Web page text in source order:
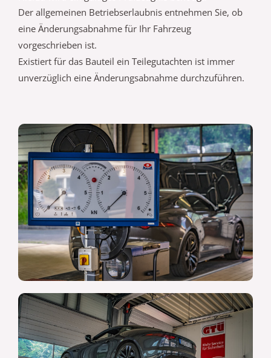
Der allgemeinen Betriebserlaubnis entnehmen Sie, ob
eine Änderungsabnahme für Ihr Fahrzeug
vorgeschrieben ist.
Existiert für das Bauteil ein Teilegutachten ist immer
unverzüglich eine Änderungsabnahme durchzuführen.